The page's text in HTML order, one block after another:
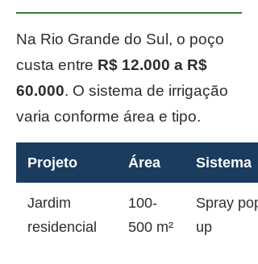
Na Rio Grande do Sul, o poço
custa entre R$ 12.000 a R$
60.000. O sistema de irrigação
varia conforme área e tipo.
Projeto Área Sistema
Jardim
residencial
100-
500 m²
Spray pop-
up